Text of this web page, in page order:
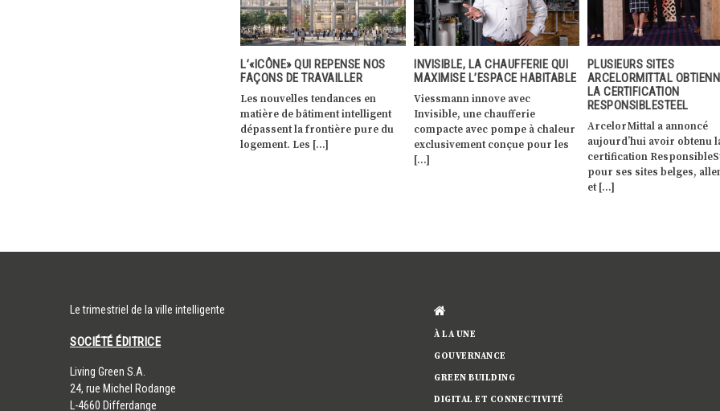
INVISIBLE, LA CHAUFFERIE QUI
MAXIMISE L’ESPACE HABITABLE
Viessmann innove avec
Invisible, une chaufferie
compacte avec pompe à chaleur
exclusivement conçue pour les
PLUSIEURS SITES
ARCELORMITTAL OBTIENNENT
LA CERTIFICATION
RESPONSIBLESTEEL
ArcelorMittal a annoncé
aujourd’hui avoir obtenu la
certification ResponsibleSteel™
THE WAVE HOUSE,
QUI RÉHAUSSE LES
DE LA CONSTRUCTION 3D
EUROPE
Avec un béton high-tech
encre et un site en
pour feuille blanche, le
Le trimestriel de la ville intelligente
SOCIÉTÉ ÉDITRICE
​Living Green S.A.
24, rue Michel Rodange
L-4660 Differdange
À LA UNE
GOUVERNANCE
GREEN BUILDING
DIGITAL ET CONNECTIVITÉ